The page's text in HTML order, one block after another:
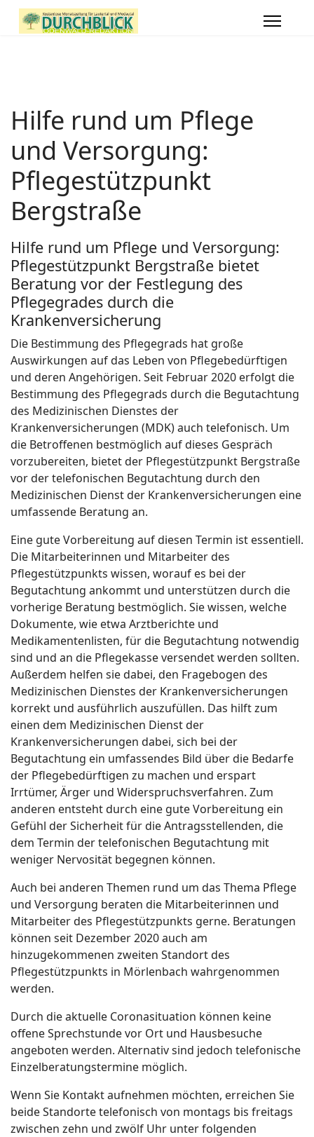
Hilfe rund um Pflege
und Versorgung:
Pflegestützpunkt
Bergstraße
Hilfe rund um Pflege und Versorgung:
Pflegestützpunkt Bergstraße bietet
Beratung vor der Festlegung des
Pflegegrades durch die
Krankenversicherung
Die Bestimmung des Pflegegrads hat große
Auswirkungen auf das Leben von Pflegebedürftigen
und deren Angehörigen. Seit Februar 2020 erfolgt die
Bestimmung des Pflegegrads durch die Begutachtung
des Medizinischen Dienstes der
Krankenversicherungen (MDK) auch telefonisch. Um
die Betroffenen bestmöglich auf dieses Gespräch
vorzubereiten, bietet der Pflegestützpunkt Bergstraße
vor der telefonischen Begutachtung durch den
Medizinischen Dienst der Krankenversicherungen eine
umfassende Beratung an.
Eine gute Vorbereitung auf diesen Termin ist essentiell.
Die Mitarbeiterinnen und Mitarbeiter des
Pflegestützpunkts wissen, worauf es bei der
Begutachtung ankommt und unterstützen durch die
vorherige Beratung bestmöglich. Sie wissen, welche
Dokumente, wie etwa Arztberichte und
Medikamentenlisten, für die Begutachtung notwendig
sind und an die Pflegekasse versendet werden sollten.
Außerdem helfen sie dabei, den Fragebogen des
Medizinischen Dienstes der Krankenversicherungen
korrekt und ausführlich auszufüllen. Das hilft zum
einen dem Medizinischen Dienst der
Krankenversicherungen dabei, sich bei der
Begutachtung ein umfassendes Bild über die Bedarfe
der Pflegebedürftigen zu machen und erspart
Irrtümer, Ärger und Widerspruchsverfahren. Zum
anderen entsteht durch eine gute Vorbereitung ein
Gefühl der Sicherheit für die Antragsstellenden, die
dem Termin der telefonischen Begutachtung mit
weniger Nervosität begegnen können.
Auch bei anderen Themen rund um das Thema Pflege
und Versorgung beraten die Mitarbeiterinnen und
Mitarbeiter des Pflegestützpunkts gerne. Beratungen
können seit Dezember 2020 auch am
hinzugekommenen zweiten Standort des
Pflegestützpunkts in Mörlenbach wahrgenommen
werden.
Durch die aktuelle Coronasituation können keine
offene Sprechstunde vor Ort und Hausbesuche
angeboten werden. Alternativ sind jedoch telefonische
Einzelberatungstermine möglich.
Wenn Sie Kontakt aufnehmen möchten, erreichen Sie
beide Standorte telefonisch von montags bis freitags
zwischen zehn und zwölf Uhr unter folgenden